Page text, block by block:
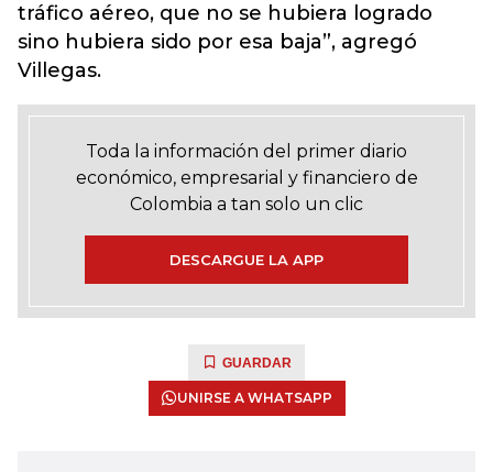
tráfico aéreo, que no se hubiera logrado
sino hubiera sido por esa baja”, agregó
Villegas.
Toda la información del primer diario
económico, empresarial y financiero de
Colombia a tan solo un clic
DESCARGUE LA APP
GUARDAR
UNIRSE A WHATSAPP